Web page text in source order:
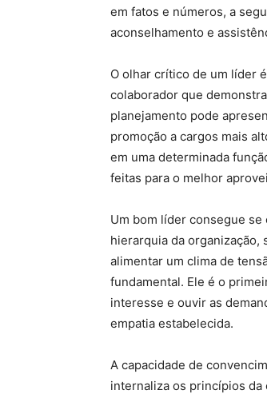
em fatos e números, a
aconselhamento e
O olhar crítico de um líder
colaborador que
planejamento pode
promoção a cargos mais
em uma determinada
feitas para o melhor
Um bom líder consegue
hierarquia da organização,
alimentar um clima de
fundamental. Ele é o
interesse e ouvir as
empatia estabelecida.
A capacidade de
internaliza os princípios